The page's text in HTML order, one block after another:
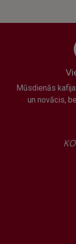
Mūsdienās
un novācis,